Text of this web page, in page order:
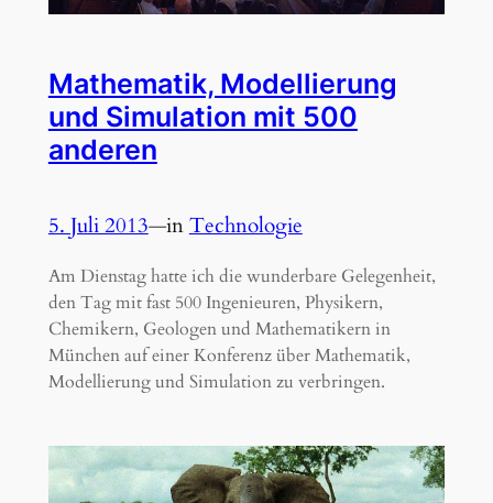
Mathematik, Modellierung
und Simulation mit 500
anderen
5. Juli 2013—inTechnologie
Am Dienstag hatte ich die wunderbare Gelegenheit,
den Tag mit fast 500 Ingenieuren, Physikern,
Chemikern, Geologen und Mathematikern in
München auf einer Konferenz über Mathematik,
Modellierung und Simulation zu verbringen.